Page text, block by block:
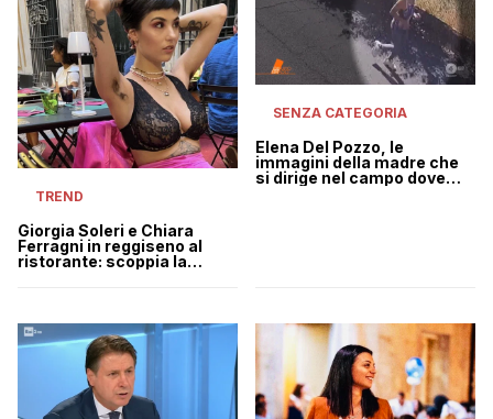
TREND
Giorgia Soleri e Chiara
Ferragni in reggiseno al
ristorante: scoppia la
SENZA CATEGORIA
Elena Del Pozzo, le
immagini della madre che
si dirige nel campo dove